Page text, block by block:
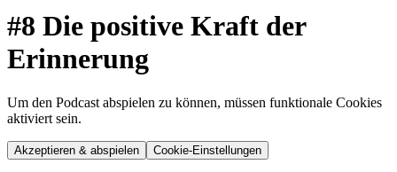
#8 Die positive Kraft der
Erinnerung
Um den Podcast abspielen zu können, müssen funktionale Cookies
aktiviert sein.
Akzeptieren & abspielen Cookie-Einstellungen